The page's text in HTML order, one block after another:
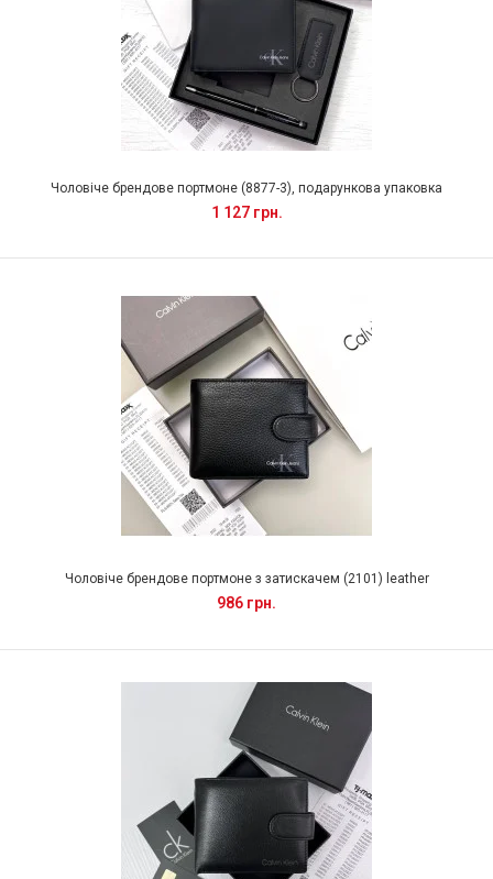
Чоловіче брендове портмоне (8877-3), подарункова упаковка
1 127 грн.
Чоловіче брендове портмоне з затискачем (2101) leather
986 грн.